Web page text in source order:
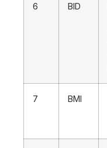
6 BID
7 BMI